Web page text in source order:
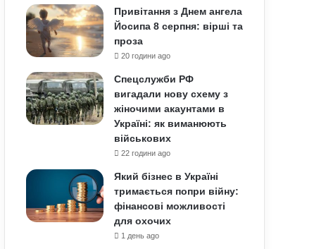
Привітання з Днем ангела
Йосипа 8 серпня: вірші та
проза
20 години ago
Спецслужби РФ
вигадали нову схему з
жіночими акаунтами в
Україні: як виманюють
військових
22 години ago
Який бізнес в Україні
тримається попри війну:
фінансові можливості
для охочих
1 день ago